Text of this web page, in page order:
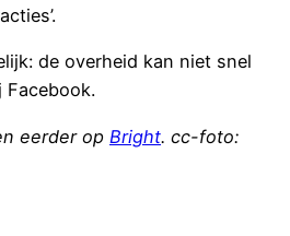
de overheid kan niet snel
Facebook.
eerder op Bright. cc-foto: